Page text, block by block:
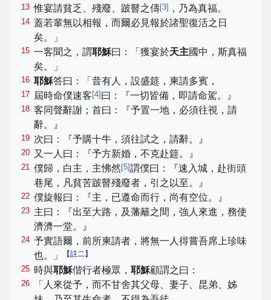
13 惟宴請貧乏、殘廢、跛瞽之儔[3] ，乃為真福。
14 蓋若輩無以相報，而爾必見報於諸聖復活之日
矣。」
15 一客聞之，謂耶穌曰：「獲宴於天主國中，斯真福
矣。」
16 耶穌答曰：「昔有人，設盛筵，柬請多賓，
17 屆時命僕速客 [4] 曰：『一切皆備，即請命駕。』
18 客同聲辭謝；首曰：『予置一地，必須往視，請
辭。』
19 次曰：『予購十牛，須往試之，請辭。』
20 又一人曰：『予方新婚，不克赴筵。』
21 僕歸，白主，主怫然 [5]謂僕曰：『速入城，赴街頭
巷尾，凡貧苦跛瞽殘廢者，引之以至。』
22 僕旋報曰：『主，已遵命而行，尚有空位。』
23 主曰：『出至大路，及藩籬之間，強人來進，務使
濟濟一堂。』
24 予實語爾，前所柬請者，將無一人得嘗吾席上珍味
也。」
【註二】
25 時與耶穌偕行者極眾，耶穌顧謂之曰：
26
「人來從予，而不甘舍其父母、妻子、昆弟、姊